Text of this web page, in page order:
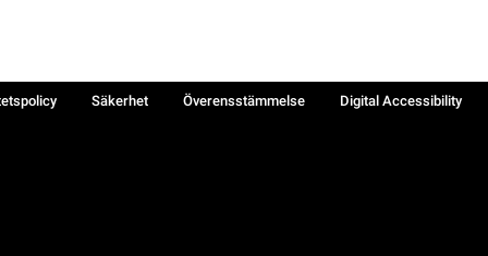
Säkerhet Överensstämmelse
Digital Accessibility